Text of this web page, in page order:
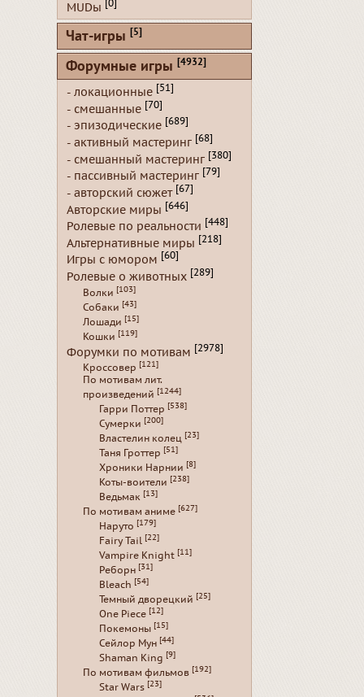
MUDы [0]
Чат-игры [5]
Форумные игры [4932]
- локационные [51]
- смешанные [70]
- эпизодические [689]
- активный мастеринг [68]
- смешанный мастеринг [380]
- пассивный мастеринг [79]
- авторский сюжет [67]
Авторские миры [646]
Ролевые по реальности [448]
Альтернативные миры [218]
Игры с юмором [60]
Ролевые о животных [289]
Волки [103]
Собаки [43]
Лошади [15]
Кошки [119]
Форумки по мотивам [2978]
Кроссовер [121]
По мотивам лит.
произведений [1244]
Гарри Поттер [538]
Сумерки [200]
Властелин колец [23]
Таня Гроттер [51]
Хроники Нарнии [8]
Коты-воители [238]
Ведьмак [13]
По мотивам аниме [627]
Наруто [179]
Fairy Tail [22]
Vampire Knight [11]
Реборн [31]
Bleach [54]
Темный дворецкий [25]
One Piece [12]
Покемоны [15]
Сейлор Мун [44]
Shaman King [9]
По мотивам фильмов [192]
Star Wars [23]